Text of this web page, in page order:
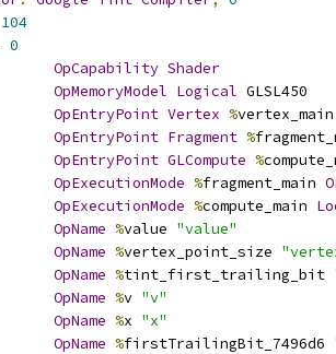
104
0
OpCapability Shader
OpMemoryModel Logical GLSL450
OpEntryPoint Vertex %
OpEntryPoint Fragment %
OpEntryPoint GLCompute %
OpExecutionMode %fragment_main
OpExecutionMode %compute_main
OpName %value "value"
OpName %vertex_point_size
OpName %tint_first_trailing_bit
OpName %v "v"
OpName %x "x"
OpName %firstTrailingBit_7496d6